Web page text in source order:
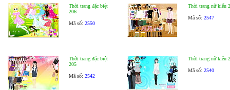
Thời trang đặc biệt
206
Mã số: 2550
Thời trang nữ kiểu
Mã số: 2547
Thời trang đặc biệt
205
Mã số: 2542
Thời trang nữ kiểu
Mã số: 2540